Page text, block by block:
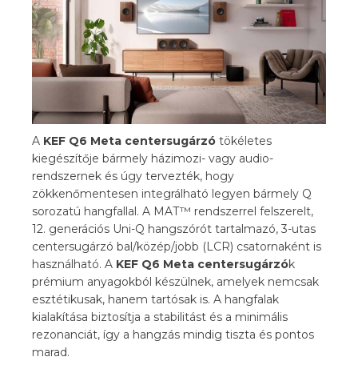
A KEF Q6 Meta centersugárzó tökéletes
kiegészítője bármely házimozi- vagy audio-
rendszernek és úgy tervezték, hogy
zökkenőmentesen integrálható legyen bármely Q
sorozatú hangfallal. A MAT™ rendszerrel felszerelt,
12. generációs Uni-Q hangszórót tartalmazó, 3-utas
centersugárzó bal/közép/jobb (LCR) csatornaként is
használható. A KEF Q6 Meta centersugárzók
prémium anyagokból készülnek, amelyek nemcsak
esztétikusak, hanem tartósak is. A hangfalak
kialakítása biztosítja a stabilitást és a minimális
rezonanciát, így a hangzás mindig tiszta és pontos
marad.